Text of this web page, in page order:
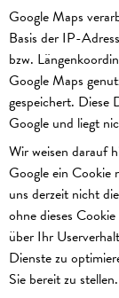
Google Maps
Basis der IP-
bzw.
Google Maps
gespeichert. Diese
Google und liegt
Wir weisen darauf
Google ein Cookie
uns derzeit nicht
ohne dieses
über Ihr
Dienste zu
Sie bereit zu stellen.